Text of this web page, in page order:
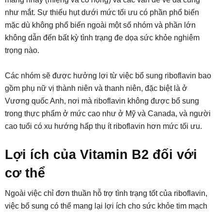
như mắt. Sự thiếu hụt dưới mức tối ưu có phần phổ biến
mặc dù không phổ biến ngoài một số nhóm và phần lớn
không dẫn đến bất kỳ tình trạng đe dọa sức khỏe nghiêm
trọng nào.
Các nhóm sẽ được hưởng lợi từ việc bổ sung riboflavin bao
gồm phụ nữ vị thành niên và thanh niên, đặc biệt là ở
Vương quốc Anh, nơi mà riboflavin không được bổ sung
trong thực phẩm ở mức cao như ở Mỹ và Canada, và người
cao tuổi có xu hướng hấp thụ ít riboflavin hơn mức tối ưu.
Lợi ích của Vitamin B2 đối với
cơ thể
Ngoài việc chỉ đơn thuần hỗ trợ tình trạng tốt của riboflavin,
việc bổ sung có thể mang lại lợi ích cho sức khỏe tim mạch